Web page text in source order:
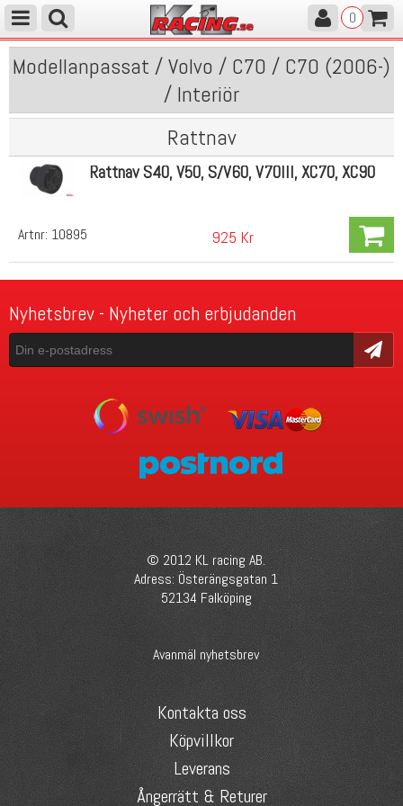
0
Modellanpassat / Volvo / C70 / C70 (2006-)
/ Interiör
Rattnav
Artnr: 10895
Rattnav S40, V50, S/V60, V70III, XC70, XC90
925 Kr
Nyhetsbrev - Nyheter och erbjudanden
Skicka
© 2012 KL racing AB.
Adress: Österängsgatan 1
52134 Falköping
Avanmäl nyhetsbrev
Kontakta oss
Köpvillkor
Leverans
Ångerrätt & Returer